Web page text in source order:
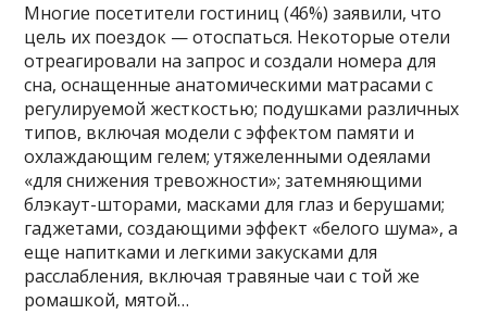
Многие посетители гостиниц (46%) заявили, что
цель их поездок — отоспаться. Некоторые отели
отреагировали на запрос и создали номера для
сна, оснащенные анатомическими матрасами с
регулируемой жесткостью; подушками различных
типов, включая модели с эффектом памяти и
охлаждающим гелем; утяжеленными одеялами
«для снижения тревожности»; затемняющими
блэкаут-шторами, масками для глаз и берушами;
гаджетами, создающими эффект «белого шума», а
еще напитками и легкими закусками для
расслабления, включая травяные чаи с той же
ромашкой, мятой…